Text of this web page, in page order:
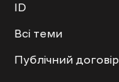
ID
Всі теми
Публічний договір